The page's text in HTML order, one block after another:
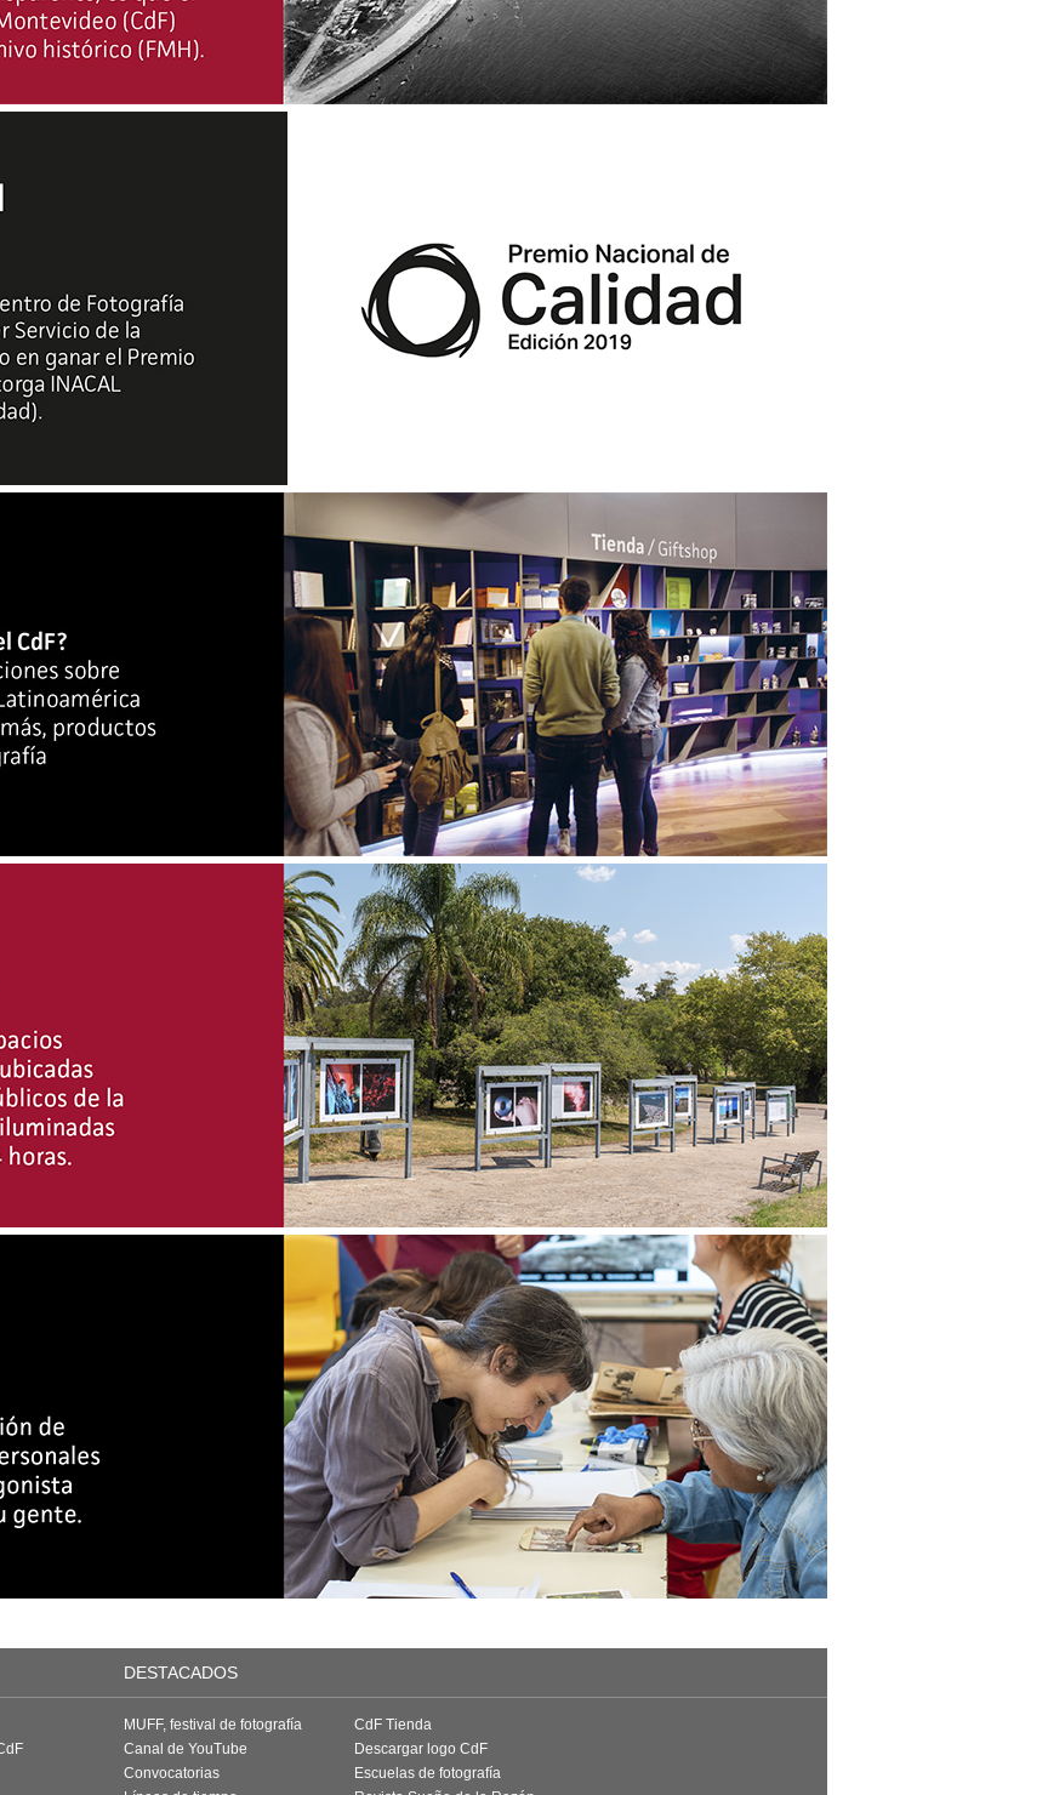
DESTACADOS
MUFF, festival de fotografía
Canal de YouTube
Convocatorias
CdF Tienda
Descargar logo CdF
Escuelas de fotografía